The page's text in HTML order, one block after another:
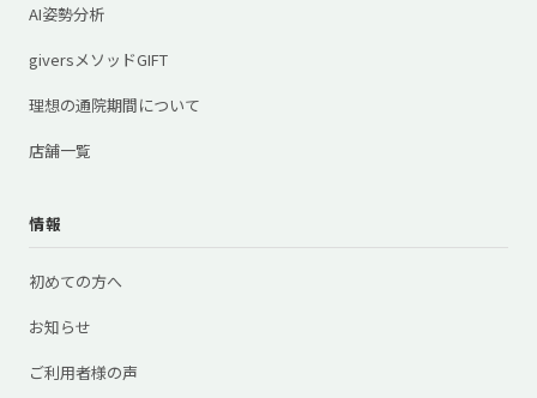
AI姿勢分析
giversメソッドGIFT
理想の通院期間について
店舗一覧
情報
初めての方へ
お知らせ
ご利用者様の声